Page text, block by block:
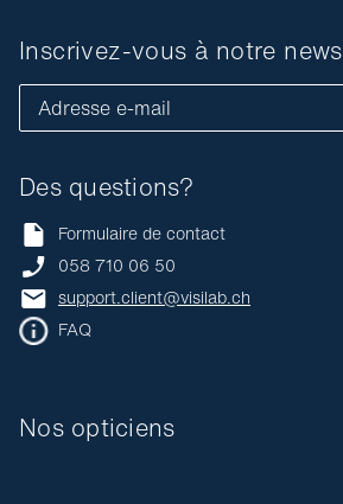
Nos opticiens
Des questions?
Formulaire de contact
058 710 06 50
support.client@visilab.ch
FAQ
Inscrivez-vous à notre
Adresse e-mail